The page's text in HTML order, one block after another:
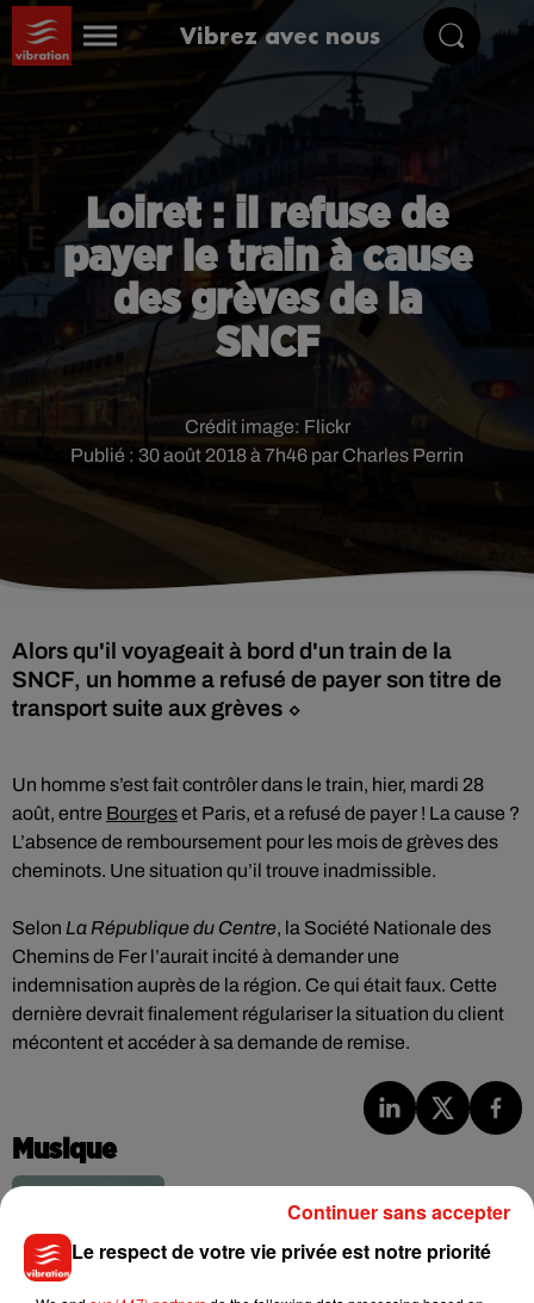
Vibrez avec nous
Loiret : il refuse de
payer le train à cause
des grèves de la
SNCF
Publié : 30 août 2018 à 7h46 par Charles Perrin
Crédit image: Flickr
Alors qu'il voyageait à bord d'un train de la
SNCF, un homme a refusé de payer son titre de
transport suite aux grèves ⬦
Un homme s’est fait contrôler dans le train, hier, mardi 28
août, entre Bourgeset Paris, et a refusé de payer ! La cause ?
L’absence de remboursement pour les mois de grèves des
cheminots. Une situation qu’il trouve inadmissible.
Selon La République du Centre, la Société Nationale des
Chemins de Fer l’aurait incité à demander une
indemnisation auprès de la région. Ce qui était faux. Cette
dernière devrait finalement régulariser la situation du client
mécontent et accéder à sa demande de remise.
Musique
Becky G sur son nouveau single
Le respect de votre vie privée est notre priorité
Continuer sans accepter